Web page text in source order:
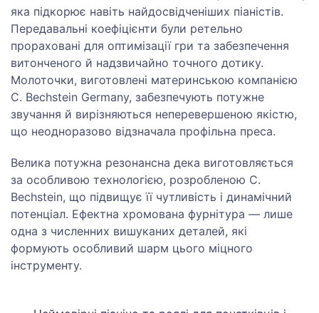
яка підкорює навіть найдосвідченіших піаністів.
Передавальні коефіцієнти були ретельно
прораховані для оптимізації гри та забезпечення
витонченого й надзвичайно точного дотику.
Молоточки, виготовлені материнською компанією
C. Bechstein Germany, забезпечують потужне
звучання й вирізняються неперевершеною якістю,
що неодноразово відзначала профільна преса.
Велика потужна резонансна дека виготовляється
за особливою технологією, розробленою C.
Bechstein, що підвищує її чутливість і динамічний
потенціал. Ефектна хромована фурнітура — лише
одна з численних вишуканих деталей, які
формують особливий шарм цього міцного
інструменту.